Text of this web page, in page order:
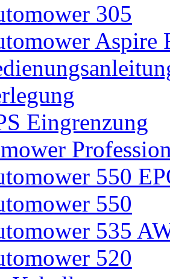
305
Aspire
Eingrenzung
550
550
535
520